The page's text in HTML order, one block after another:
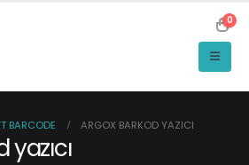
0
BARCODE ARGOX BARKOD YAZICI